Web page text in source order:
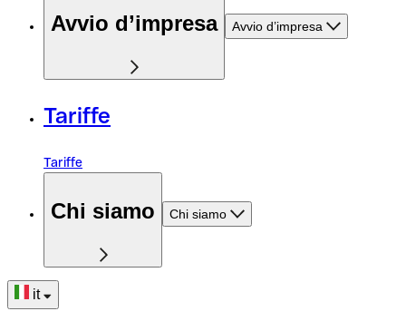
Avvio d’impresa Avvio d’impresa
Tariffe
Tariffe
Chi siamo Chi siamo
it